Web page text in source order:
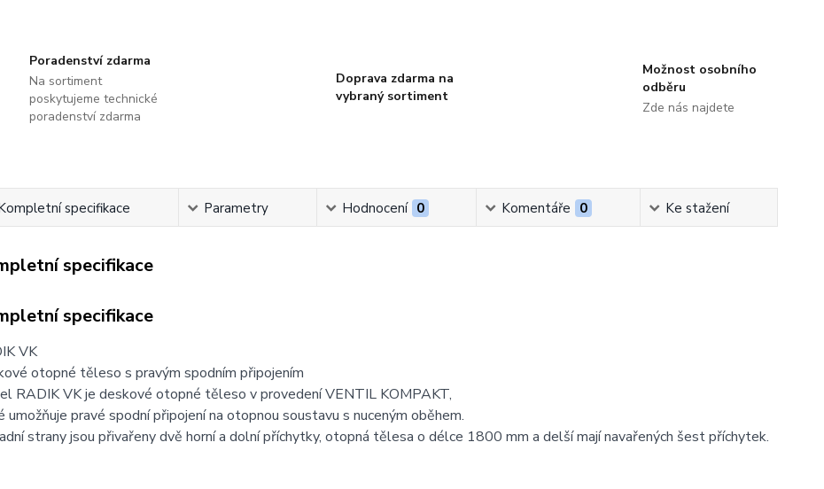
Poradenství zdarma
Na sortiment
poskytujeme technické
poradenství zdarma
Doprava zdarma na
vybraný sortiment
Možnost osobního
odběru
Zde nás najdete
specifikace Parametry Hodnocení 0 Komentáře 0 Ke stažení
specifikace
specifikace
VK
otopné těleso s pravým spodním připojením
RADIK VK je deskové otopné těleso v provedení VENTIL KOMPAKT,
umožňuje pravé spodní připojení na otopnou soustavu s nuceným oběhem.
strany jsou přivařeny dvě horní a dolní příchytky, otopná tělesa o délce 1800 mm a delší mají navařených šest příchytek.